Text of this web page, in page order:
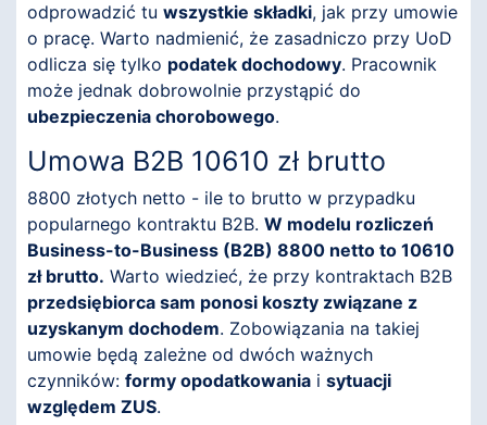
odprowadzić tu wszystkie składki, jak przy umowie
o pracę. Warto nadmienić, że zasadniczo przy UoD
odlicza się tylko podatek dochodowy. Pracownik
może jednak dobrowolnie przystąpić do
ubezpieczenia chorobowego.
Umowa B2B 10610 zł brutto
8800 złotych netto - ile to brutto w przypadku
popularnego kontraktu B2B. W modelu rozliczeń
Business-to-Business (B2B) 8800 netto to 10610
zł brutto. Warto wiedzieć, że przy kontraktach B2B
przedsiębiorca sam ponosi koszty związane z
uzyskanym dochodem. Zobowiązania na takiej
umowie będą zależne od dwóch ważnych
czynników: formy opodatkowania i sytuacji
względem ZUS.